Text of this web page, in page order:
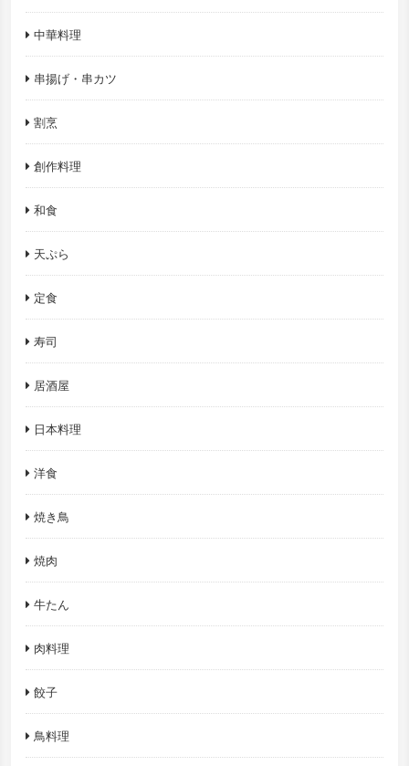
中華料理
串揚げ・串カツ
割烹
創作料理
和食
天ぷら
定食
寿司
居酒屋
日本料理
洋食
焼き鳥
焼肉
牛たん
肉料理
餃子
鳥料理